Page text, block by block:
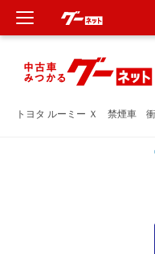
トヨタ ルーミー Ｘ 禁煙車
新車
中古車